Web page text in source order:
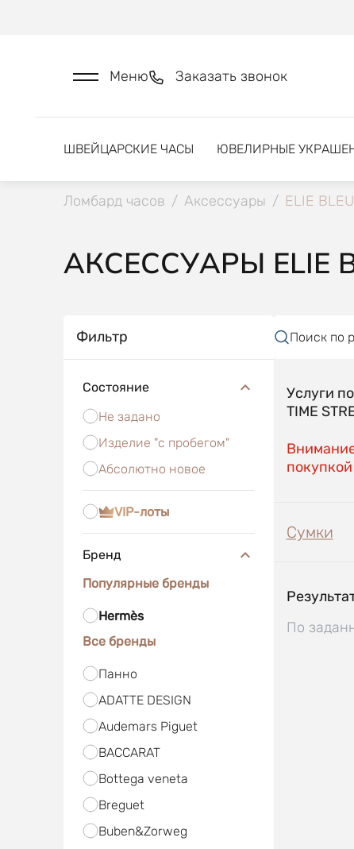
Меню Заказать звонок
ШВЕЙЦАРСКИЕ ЧАСЫ ЮВЕЛИРНЫЕ
Ломбард часов / Аксессуары / ELIE BLEU
АКСЕССУАРЫ ELIE
Фильтр
Состояние
Не задано
Изделие "с пробегом"
Абсолютно новое
VIP-лоты
Бренд
Популярные бренды
Hermès
Все бренды
Панно
ADATTE DESIGN
Audemars Piguet
BACCARAT
Bottega veneta
Breguet
Buben&Zorweg
Поиск по
Услуги
TIME
Сумки
По